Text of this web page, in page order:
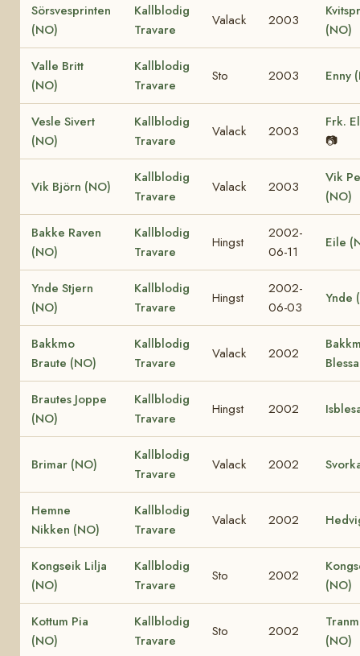
Sörsvesprinten
(NO)
Kallblodig
Travare
Valack 2003
(NO)
Valle Britt
(NO)
Kallblodig
Travare
Sto 2003 Enny
Vesle Sivert
(NO)
Kallblodig
Travare
Valack 2003
Frk.
📷
Vik Björn (NO)
Kallblodig
Travare
Valack 2003
Vik
(NO)
Bakke Raven
(NO)
Kallblodig
Travare
Hingst
2002-
06-11
Eile
Ynde Stjern
(NO)
Kallblodig
Travare
Hingst
2002-
06-03
Ynde
Bakkmo
Braute (NO)
Kallblodig
Travare
Valack 2002
Brautes Joppe
(NO)
Kallblodig
Travare
Hingst 2002
Brimar (NO)
Kallblodig
Travare
Valack 2002
Hemne
Nikken (NO)
Kallblodig
Travare
Valack 2002
Kongseik Lilja
(NO)
Kallblodig
Travare
Sto 2002
(NO)
Kottum Pia
(NO)
Kallblodig
Travare
Sto 2002
(NO)